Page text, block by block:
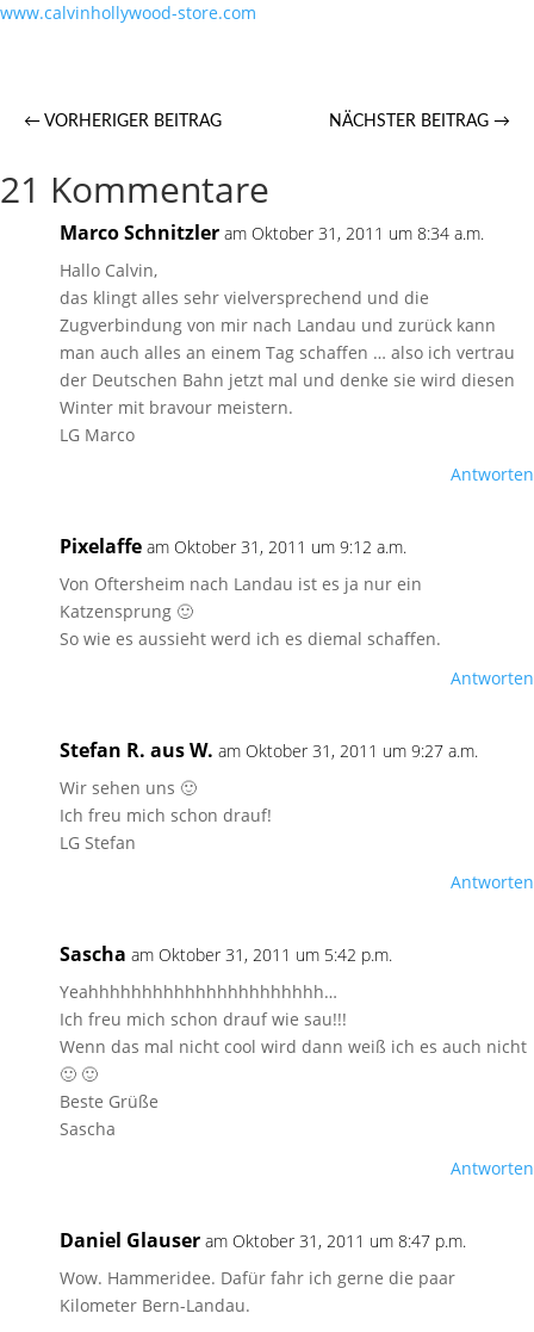
www.calvinhollywood-store.com
← VORHERIGER BEITRAG NÄCHSTER BEITRAG →
21 Kommentare
Marco Schnitzler am Oktober 31, 2011 um 8:34 a.m.
Hallo Calvin,
das klingt alles sehr vielversprechend und die
Zugverbindung von mir nach Landau und zurück kann
man auch alles an einem Tag schaffen … also ich vertrau
der Deutschen Bahn jetzt mal und denke sie wird diesen
Winter mit bravour meistern.
LG Marco
Antworten
Pixelaffe am Oktober 31, 2011 um 9:12 a.m.
Von Oftersheim nach Landau ist es ja nur ein
Katzensprung 🙂
So wie es aussieht werd ich es diemal schaffen.
Antworten
Stefan R. aus W. am Oktober 31, 2011 um 9:27 a.m.
Wir sehen uns 🙂
Ich freu mich schon drauf!
LG Stefan
Antworten
Sascha am Oktober 31, 2011 um 5:42 p.m.
Yeahhhhhhhhhhhhhhhhhhhhhh…
Ich freu mich schon drauf wie sau!!!
Wenn das mal nicht cool wird dann weiß ich es auch nicht
🙂 🙂
Beste Grüße
Sascha
Antworten
Daniel Glauser am Oktober 31, 2011 um 8:47 p.m.
Wow. Hammeridee. Dafür fahr ich gerne die paar
Kilometer Bern-Landau.